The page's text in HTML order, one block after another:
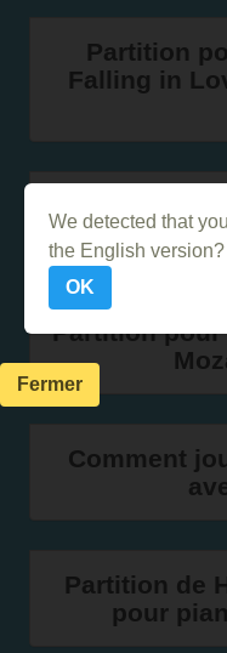
Partition
Falling in
Partition
Comment
Partition de
pour
We detected that
the English version?
OK
Fermer